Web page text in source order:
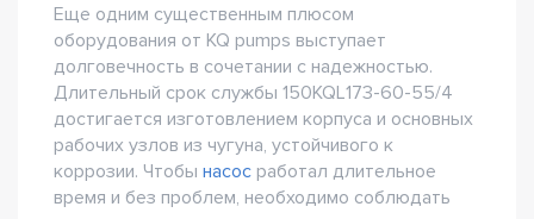
Еще одним существенным плюсом
оборудования от KQ pumps выступает
долговечность в сочетании с надежностью.
Длительный срок службы 150KQL173-60-55/4
достигается изготовлением корпуса и основных
рабочих узлов из чугуна, устойчивого к
коррозии. Чтобы насос работал длительное
время и без проблем, необходимо соблюдать